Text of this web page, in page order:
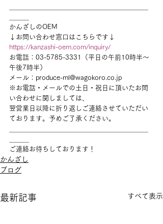
かんざしのOEM
↓お問い合わせ窓口はこちらです↓
https://kanzashi-oem.com/inquiry/
お電話：03-5785-3331（平日の午前10時半～
午後7時半）
メール：produce-ml@wagokoro.co.jp
※お電話・メールでの土日・祝日に頂いたお問
い合わせに関しましては、
翌営業日以降に折り返しご連絡させていただい
ております。予めご了承ください。
ご連絡お待ちしております！
かんざし
ブログ
最新記事 すべて表示